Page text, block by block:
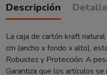
Descripción
La caja de cartón kraft
cm (ancho x fondo x alto),
Robustez y Protección: A
Garantiza que los artículos